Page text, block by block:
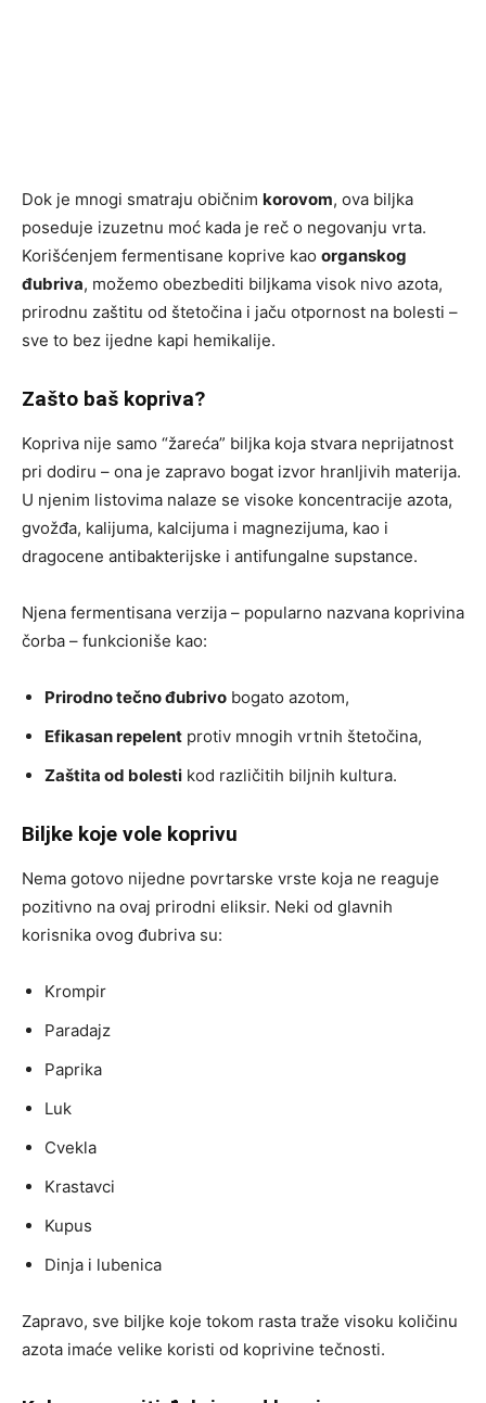
Dok je mnogi smatraju običnim korovom, ova biljka
poseduje izuzetnu moć kada je reč o negovanju vrta.
Korišćenjem fermentisane koprive kao organskog
đubriva, možemo obezbediti biljkama visok nivo azota,
prirodnu zaštitu od štetočina i jaču otpornost na bolesti –
sve to bez ijedne kapi hemikalije.
Zašto baš kopriva?
Kopriva nije samo “žareća” biljka koja stvara neprijatnost
pri dodiru – ona je zapravo bogat izvor hranljivih materija.
U njenim listovima nalaze se visoke koncentracije azota,
gvožđa, kalijuma, kalcijuma i magnezijuma, kao i
dragocene antibakterijske i antifungalne supstance.
Njena fermentisana verzija – popularno nazvana koprivina
čorba – funkcioniše kao:
Prirodno tečno đubrivo bogato azotom,
Efikasan repelent protiv mnogih vrtnih štetočina,
Zaštita od bolesti kod različitih biljnih kultura.
Biljke koje vole koprivu
Nema gotovo nijedne povrtarske vrste koja ne reaguje
pozitivno na ovaj prirodni eliksir. Neki od glavnih
korisnika ovog đubriva su:
Krompir
Paradajz
Paprika
Luk
Cvekla
Krastavci
Kupus
Dinja i lubenica
Zapravo, sve biljke koje tokom rasta traže visoku količinu
azota imaće velike koristi od koprivine tečnosti.